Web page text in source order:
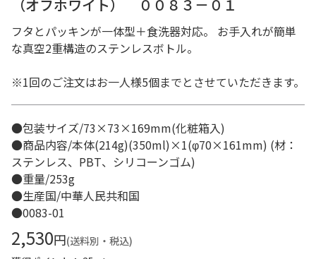
（オフホワイト） ００８３－０１
フタとパッキンが一体型＋食洗器対応。 お手入れが簡単
な真空2重構造のステンレスボトル。
※1回のご注文はお一人様5個までとさせていただきます。
●包装サイズ/73×73×169mm(化粧箱入)
●商品内容/本体(214g)(350ml)×1(φ70×161mm) (材：
ステンレス、PBT、シリコーンゴム)
●重量/253g
●生産国/中華人民共和国
●0083-01
2,530円(送料別・税込)